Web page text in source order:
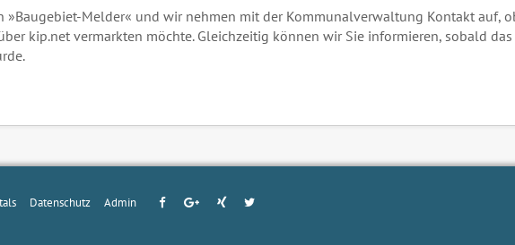
»Baugebiet-Melder« und wir nehmen mit der Kommunalverwaltung Kontakt auf,
kip.net vermarkten möchte. Gleichzeitig können wir Sie informieren, sobald das
Datenschutz Admin